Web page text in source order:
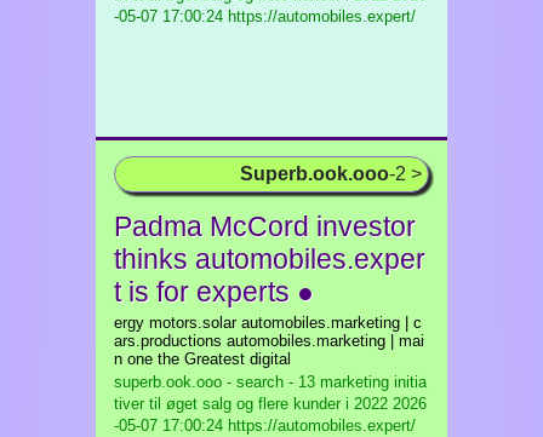
-05-07 17:00:24 https://automobiles.expert/
Superb.ook.ooo-2 >
Padma McCord investor
thinks automobiles.exper
t is for experts ●
ergy motors.solar automobiles.marketing | c
ars.productions automobiles.marketing | mai
n one the Greatest digital
superb.ook.ooo - search - 13 marketing initia
tiver til øget salg og flere kunder i 2022 2026
-05-07 17:00:24 https://automobiles.expert/